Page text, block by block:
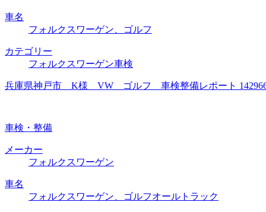
車名
フォルクスワーゲン、ゴルフ
カテゴリー
フォルクスワーゲン車検
兵庫県神戸市 K様 VW ゴルフ 車検整備レポート 142966
車検・整備
メーカー
フォルクスワーゲン
車名
フォルクスワーゲン、ゴルフオールトラック